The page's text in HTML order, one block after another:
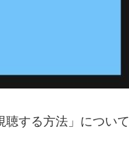
聴する方法」について